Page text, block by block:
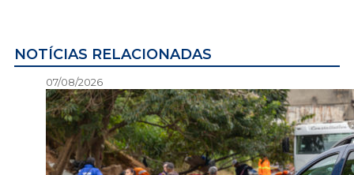
NOTÍCIAS RELACIONADAS
07/08/2026